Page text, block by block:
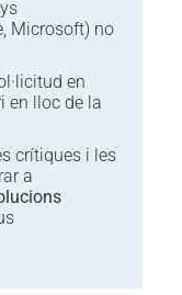
Microsoft) no
en
en lloc de la
crítiques i les
a